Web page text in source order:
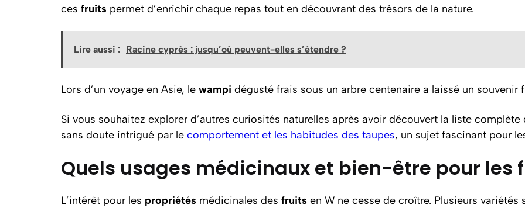
ces fruits permet d’enrichir chaque repas tout en découvrant des trésors de la nature.
Lire aussi : Racine cyprès : jusqu’où peuvent-elles s’étendre ?
Lors d’un voyage en Asie, le wampi dégusté frais sous un arbre centenaire a laissé un souvenir
Si vous souhaitez explorer d’autres curiosités naturelles après avoir découvert la liste
sans doute intrigué par le comportement et les habitudes des taupes, un sujet fascinant pour
Quels usages médicinaux et bien-être pour les
L’intérêt pour les propriétés médicinales des fruits en W ne cesse de croître. Plusieurs